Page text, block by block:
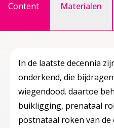
Content Materialen
In de laatste decennia
onderkend, die
wiegendood. daartoe
buikligging, prenataal
postnataal roken van